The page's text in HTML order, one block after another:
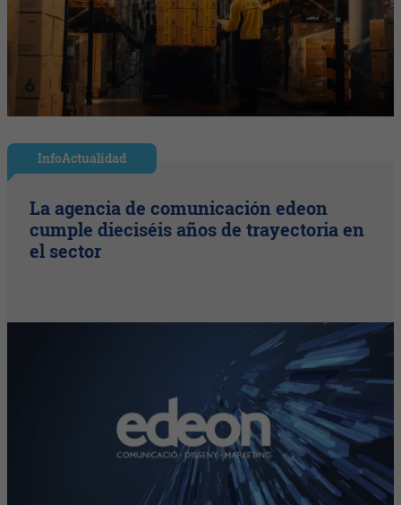
InfoActualidad
La agencia de comunicación edeon
cumple dieciséis años de trayectoria en
el sector